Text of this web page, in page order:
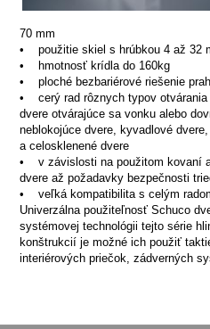
70 mm
• použitie skiel s hrúbkou 4 až 32
• hmotnosť krídla do 160kg
• ploché bezbariérové riešenie
• cerý rad rôznych typov
dvere otvárajúce sa vonku alebo
neblokojúce dvere, kyvadlové
a celosklenené dvere
• v závislosti na použitom kovaní
dvere až požadavky bezpečnosti
• veľká kompatibilita s celým
Univerzálna použiteľnosť Schuco
systémovej technológii tejto série
konštrukcií je možné ich použiť
interiérových priečok, zádverných